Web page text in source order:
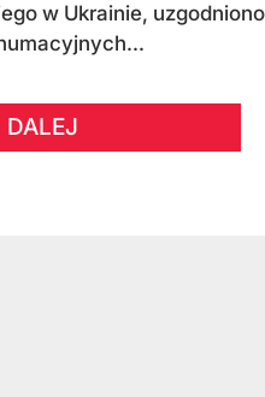
w Ukrainie, uzgodniono
DALEJ